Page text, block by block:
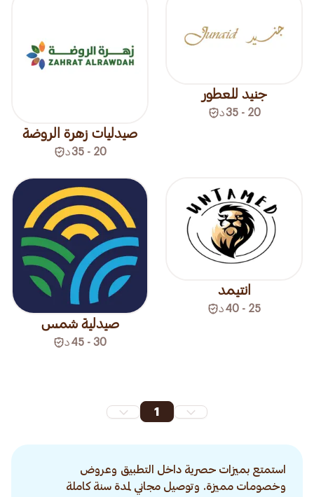
جنيد للعطور
20 - 35 د
صيدليات زهرة الروضة
20 - 35 د
انتيمد
25 - 40 د
صيدلية شمس
30 - 45 د
1
استمتع بميزات حصرية داخل التطبيق وعروض
وخصومات مميزة. وتوصيل مجاني لمدة سنة كاملة